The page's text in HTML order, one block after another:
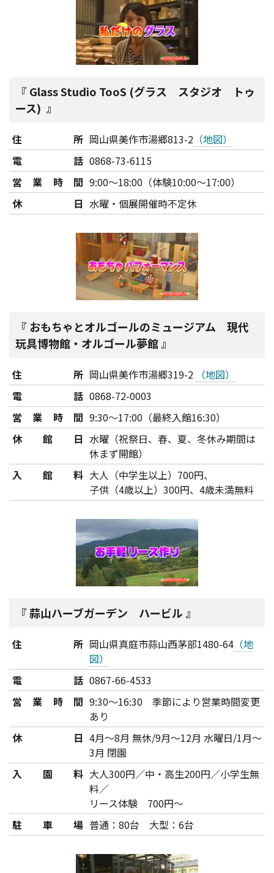
Glass Studio TooS (グラス スタジオ トゥ
ース)
住所 岡山県美作市湯郷813-2 （地図）
電話 0868-73-6115
営業時間 9:00～18:00（体験10:00～17:00）
休日 水曜・個展開催時不定休
おもちゃとオルゴールのミュージアム 現代
玩具博物館・オルゴール夢館
住所 岡山県美作市湯郷319-2
（地図）
電話 0868-72-0003
営業時間 9:30～17:00（最終入館16:30）
休館日 水曜（祝祭日、春、夏、冬休み期間は
休まず開館）
入館料 大人（中学生以上）700円、
子供（4歳以上）300円、4歳未満無料
蒜山ハーブガーデン ハービル
住所 岡山県真庭市蒜山西茅部1480-64 （地
図）
電話 0867-66-4533
営業時間 9:30～16:30 季節により営業時間変更
あり
休日 4月～8月 無休/9月～12月 水曜日/1月～
3月 閉園
入園料 大人300円／中・高生200円／小学生無
料／
リース体験 700円～
駐車場 普通：80台 大型：6台